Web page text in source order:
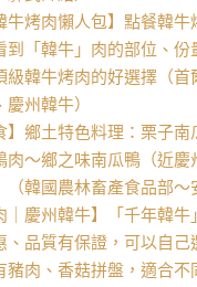
牛烤肉懶人包】點餐韓
到「韓牛」肉的部位、份
級韓牛烤肉的好選擇（首
州韓牛）
】鄉土特色料理：栗子南
肉～鄉之味南瓜鴨（近慶
韓國農林畜產食品部～
｜慶州韓牛】「千年韓
、品質有保證，可以自己
豬肉、香菇拼盤，適合不